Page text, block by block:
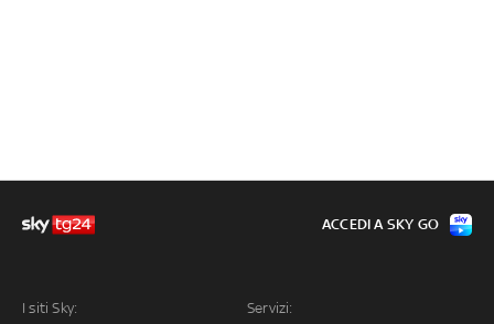
I siti Sky: Servizi:
ACCEDI A SKY GO